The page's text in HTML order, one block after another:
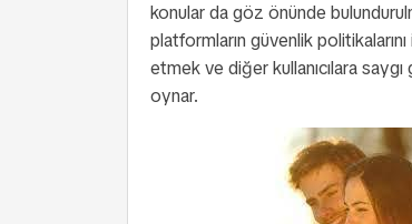
konular da göz önünde
platformların güvenlik
etmek ve diğer kullanıcılara
oynar.